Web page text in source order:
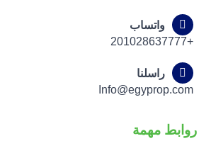
واتساب
+201028637777
راسلنا
Info@egyprop.com
روابط مهمة